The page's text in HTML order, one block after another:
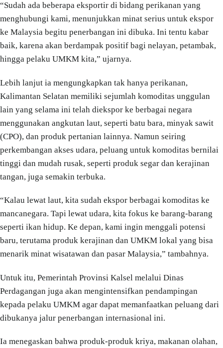
“Sudah ada beberapa eksportir di bidang perikanan yang
menghubungi kami, menunjukkan minat serius untuk ekspor
ke Malaysia begitu penerbangan ini dibuka. Ini tentu kabar
baik, karena akan berdampak positif bagi nelayan, petambak,
hingga pelaku UMKM kita,” ujarnya.
Lebih lanjut ia mengungkapkan tak hanya perikanan,
Kalimantan Selatan memiliki sejumlah komoditas unggulan
lain yang selama ini telah diekspor ke berbagai negara
menggunakan angkutan laut, seperti batu bara, minyak sawit
(CPO), dan produk pertanian lainnya. Namun seiring
perkembangan akses udara, peluang untuk komoditas bernilai
tinggi dan mudah rusak, seperti produk segar dan kerajinan
tangan, juga semakin terbuka.
“Kalau lewat laut, kita sudah ekspor berbagai komoditas ke
mancanegara. Tapi lewat udara, kita fokus ke barang-barang
seperti ikan hidup. Ke depan, kami ingin menggali potensi
baru, terutama produk kerajinan dan UMKM lokal yang bisa
menarik minat wisatawan dan pasar Malaysia,” tambahnya.
Untuk itu, Pemerintah Provinsi Kalsel melalui Dinas
Perdagangan juga akan mengintensifkan pendampingan
kepada pelaku UMKM agar dapat memanfaatkan peluang dari
dibukanya jalur penerbangan internasional ini.
Ia menegaskan bahwa produk-produk kriya, makanan olahan,